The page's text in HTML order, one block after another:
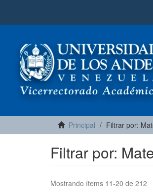
Principal Filtrar por:
Filtrar por:
Mostrando ítems 11-20 de 212